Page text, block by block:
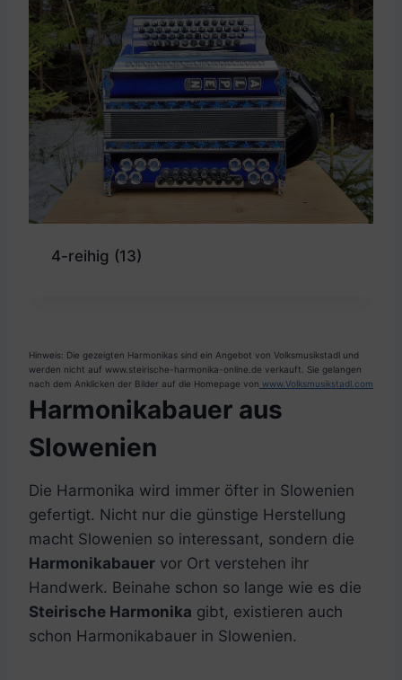
4-reihig (13)
Hinweis: Die gezeigten Harmonikas sind ein Angebot von Volksmusikstadl und
werden nicht auf www.steirische-harmonika-online.de verkauft. Sie gelangen
nach dem Anklicken der Bilder auf die Homepage von www.Volksmusikstadl.com
Harmonikabauer aus
Slowenien
Die Harmonika wird immer öfter in Slowenien
gefertigt. Nicht nur die günstige Herstellung
macht Slowenien so interessant, sondern die
Harmonikabauer vor Ort verstehen ihr
Handwerk. Beinahe schon so lange wie es die
Steirische Harmonika gibt, existieren auch
schon Harmonikabauer in Slowenien.